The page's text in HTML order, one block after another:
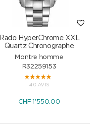
Rado HyperChrome XXL
Quartz Chronographe
Montre homme
R32259153
40 AVIS
CHF1'550.00